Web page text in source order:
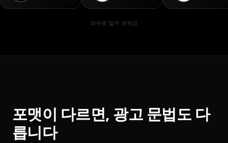
좌우로 밀어 보세요
포맷이 다르면, 광고 문법도 다
릅니다